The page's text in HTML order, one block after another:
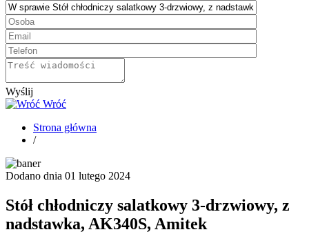
Wyślij
Wróć
Strona główna
/
Dodano dnia 01 lutego 2024
Stół chłodniczy salatkowy 3-drzwiowy, z
nadstawka, AK340S, Amitek